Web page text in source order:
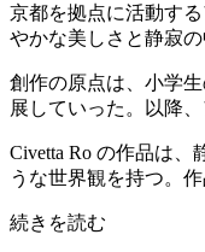
京都を拠点に活動す
やかな美しさと静寂
創作の原点は、小学
展していった。以降
Civetta Ro の作品は
うな世界観を持つ。
続きを読む